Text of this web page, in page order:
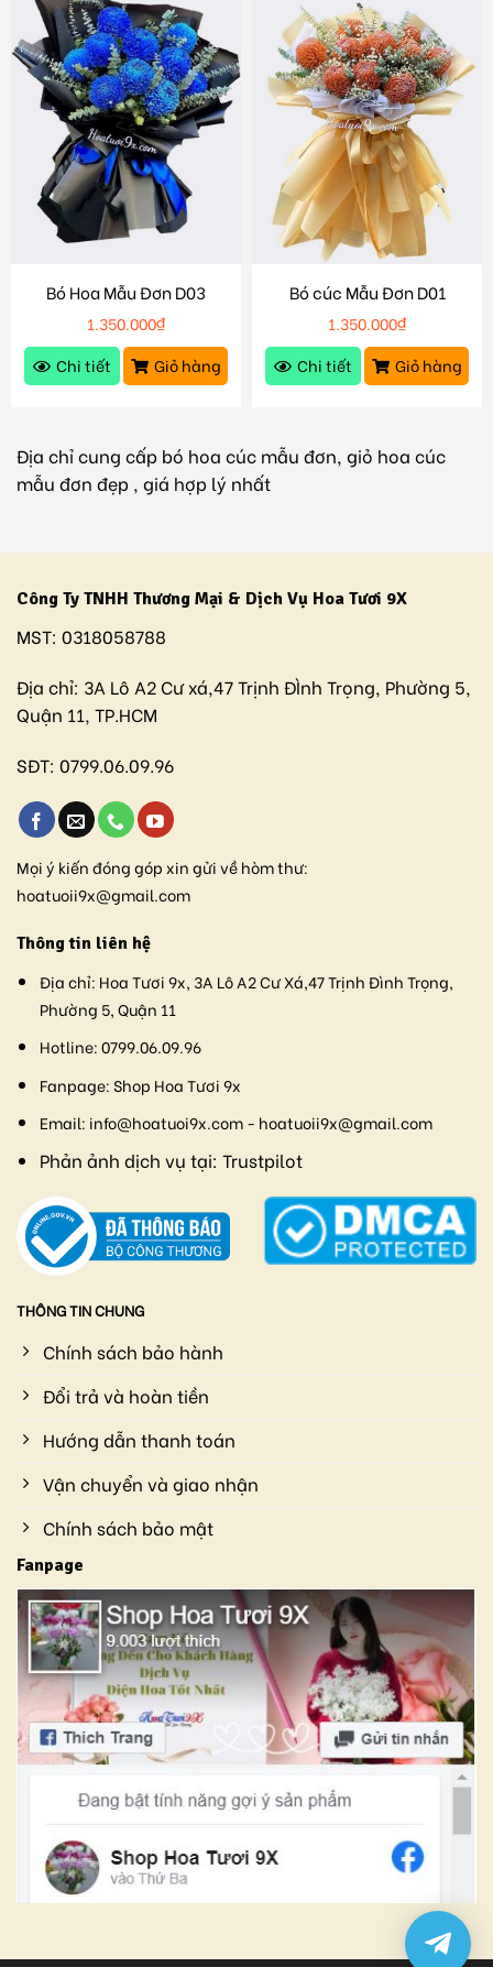
Bó Hoa Mẫu Đơn D03
1.350.000₫
Chi tiết
Giỏ hàng
Bó cúc Mẫu Đơn D01
1.350.000₫
Chi tiết
Giỏ hàng
Địa chỉ cung cấp bó hoa cúc mẫu đơn, giỏ hoa cúc
mẫu đơn đẹp , giá hợp lý nhất
Công Ty TNHH Thương Mại & Dịch Vụ Hoa Tươi 9X
MST: 0318058788
Địa chỉ: 3A Lô A2 Cư xá,47 Trịnh ĐÌnh Trọng, Phường 5,
Quận 11, TP.HCM
SĐT: 0799.06.09.96
Mọi ý kiến đóng góp xin gửi về hòm thư:
hoatuoii9x@gmail.com
Thông tin liên hệ
Địa chỉ: Hoa Tươi 9x, 3A Lô A2 Cư Xá,47 Trịnh Đình Trọng,
Phường 5, Quận 11
Hotline:0799.06.09.96
Fanpage:Shop Hoa Tươi 9x
Email: info@hoatuoi9x.com - hoatuoii9x@gmail.com
Phản ảnh dịch vụ tại: Trustpilot
THÔNG TIN CHUNG
Chính sách bảo hành
Đổi trả và hoàn tiền
Hướng dẫn thanh toán
Vận chuyển và giao nhận
Chính sách bảo mật
Fanpage